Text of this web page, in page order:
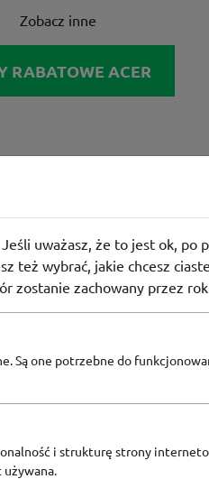
Zobacz inne
RABATOWE ACER
uważasz, że to jest ok, po
też wybrać, jakie chcesz
zostanie zachowany przez
Są one potrzebne do
i strukturę strony